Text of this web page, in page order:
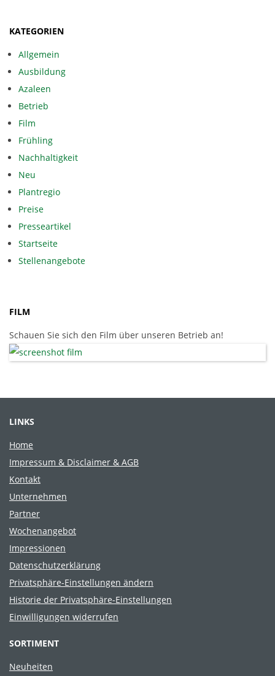
KATEGORIEN
Allgemein
Ausbildung
Azaleen
Betrieb
Film
Frühling
Nachhaltigkeit
Neu
Plantregio
Preise
Presseartikel
Startseite
Stellenangebote
FILM
Schauen Sie sich den Film über unseren Betrieb an!
LINKS
Home
Impressum & Disclaimer & AGB
Kontakt
Unternehmen
Partner
Wochenangebot
Impressionen
Datenschutzerklärung
Privatsphäre-Einstellungen ändern
Historie der Privatsphäre-Einstellungen
Einwilligungen widerrufen
SORTIMENT
Neuheiten